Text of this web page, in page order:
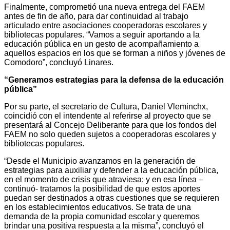
Finalmente, comprometió una nueva entrega del FAEM
antes de fin de año, para dar continuidad al trabajo
articulado entre asociaciones cooperadoras escolares y
bibliotecas populares. “Vamos a seguir aportando a la
educación pública en un gesto de acompañamiento a
aquellos espacios en los que se forman a niños y jóvenes de
Comodoro”, concluyó Linares.
“Generamos estrategias para la defensa de la educación
pública”
Por su parte, el secretario de Cultura, Daniel Vleminchx,
coincidió con el intendente al referirse al proyecto que se
presentará al Concejo Deliberante para que los fondos del
FAEM no solo queden sujetos a cooperadoras escolares y
bibliotecas populares.
“Desde el Municipio avanzamos en la generación de
estrategias para auxiliar y defender a la educación pública,
en el momento de crisis que atraviesa; y en esa línea –
continuó- tratamos la posibilidad de que estos aportes
puedan ser destinados a otras cuestiones que se requieren
en los establecimientos educativos. Se trata de una
demanda de la propia comunidad escolar y queremos
brindar una positiva respuesta a la misma”, concluyó el